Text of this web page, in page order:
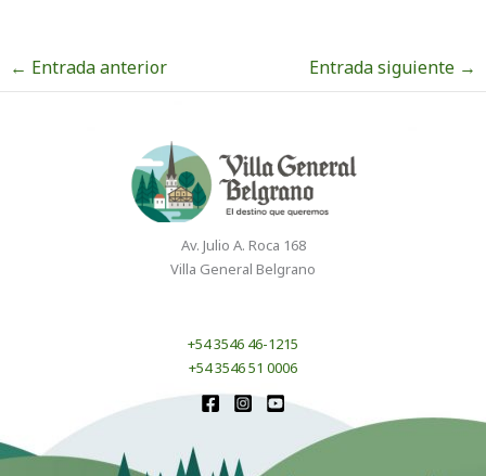
← Entrada anterior Entrada siguiente →
Av. Julio A. Roca 168
Villa General Belgrano
+54 3546 46-1215
+54 3546 51 0006